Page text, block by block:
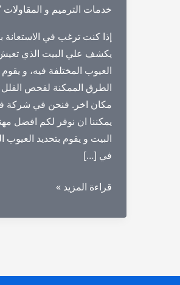
خدمات الترميم و المقاولات
إذا كنت ترغب في
يكشف علي البيت الذي
العيوب المختلفة فيه، و
الطرق الممكنة لفحص
مكان اخر. فنحن في شركة
يمكننا ان نوفر لكم
البيت و يقوم بتحديد العيوب
في […]
مهندس
علي
قراءة المزيد »